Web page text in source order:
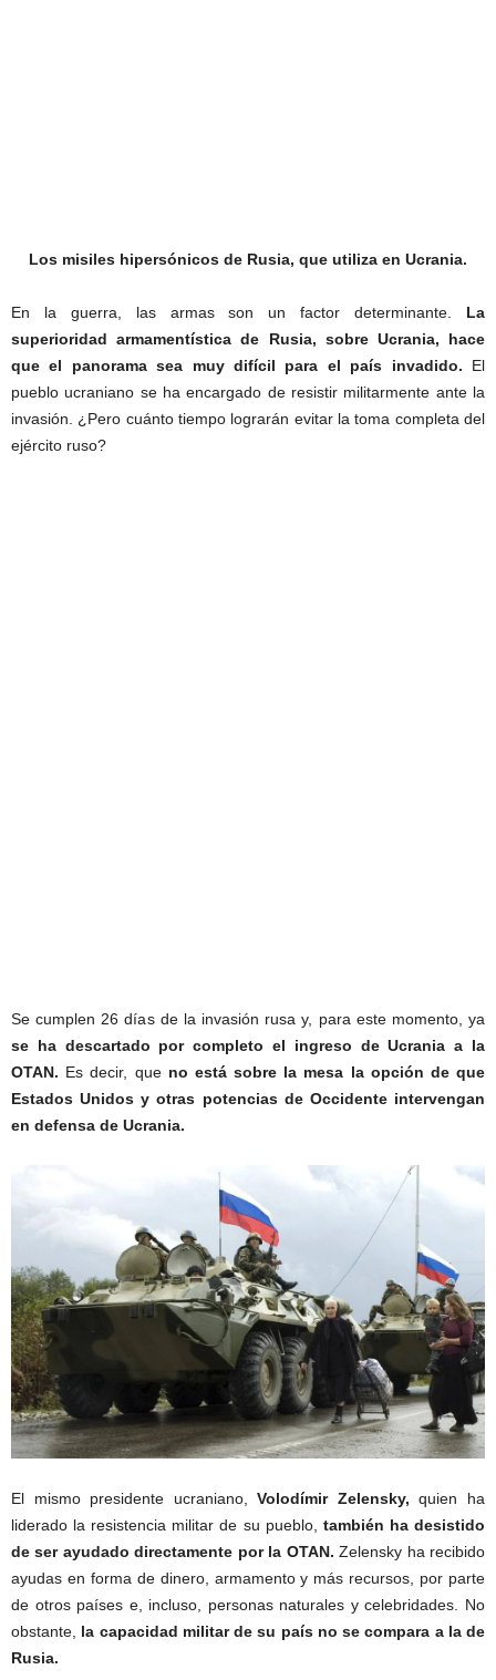
Los misiles hipersónicos de Rusia, que utiliza en Ucrania.
En la guerra, las armas son un factor determinante.
La
superioridad armamentística de Rusia, sobre Ucrania, hace
que el panorama sea muy difícil para el país invadido. El
pueblo ucraniano se ha encargado de resistir militarmente ante la
invasión. ¿Pero cuánto tiempo lograrán evitar la toma completa del
ejército ruso?
Se cumplen 26 días de la invasión rusa y, para este momento, ya
se ha descartado por completo el ingreso de Ucrania a la
OTAN. Es decir, que no está sobre la mesa la opción de que
Estados Unidos y otras potencias de Occidente intervengan
en defensa de Ucrania.
El mismo presidente ucraniano,Volodímir Zelensky, quien ha
liderado la resistencia militar de su pueblo, también ha desistido
de ser ayudado directamente por la OTAN. Zelensky ha recibido
ayudas en forma de dinero, armamento y más recursos, por parte
de otros países e, incluso, personas naturales y celebridades. No
obstante, la capacidad militar de su país no se compara a la de
Rusia.